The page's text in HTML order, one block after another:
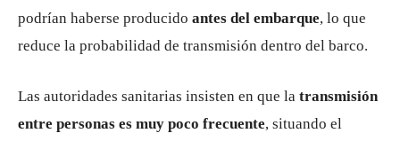
podrían haberse producido antes del embarque, lo que
reduce la probabilidad de transmisión dentro del barco.
Las autoridades sanitarias insisten en que la transmisión
entre personas es muy poco frecuente, situando el